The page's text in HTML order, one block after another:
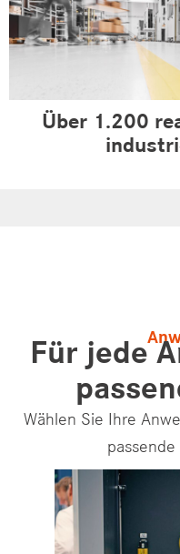
Über 1.200
Für jede
Wählen Sie Ihre